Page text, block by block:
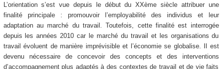
L’orientation s’est vue depuis le début du XXème siècle attribuer une
finalité principale : promouvoir l’employabilité des individus et leur
adaptation au marché du travail. Toutefois, cette finalité est interrogée
depuis les années 2010 car le marché du travail et les organisations du
travail évoluent de manière imprévisible et l’économie se globalise. Il est
devenu nécessaire de concevoir des concepts et des interventions
d’accompagnement plus adaptés à des contextes de travail et de vie faits